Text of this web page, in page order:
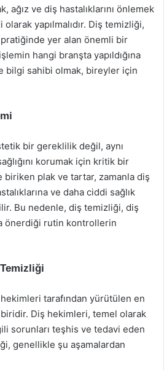
ağız ve diş hastalıklarını önlemek
yapılmalıdır. Diş temizliği,
yer alan önemli bir
hangi branşta yapıldığına
bilgi sahibi olmak, bireyler için
bir gereklilik değil, aynı
korumak için kritik bir
biriken plak ve tartar, zamanla diş
ve daha ciddi sağlık
Bu nedenle, diş temizliği, diş
önerdiği rutin kontrollerin
tarafından yürütülen en
Diş hekimleri, temel olarak
sorunları teşhis ve tedavi eden
genellikle şu aşamalardan